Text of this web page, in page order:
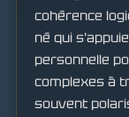
cohérence
né qui
personnelle
complexes à
souvent